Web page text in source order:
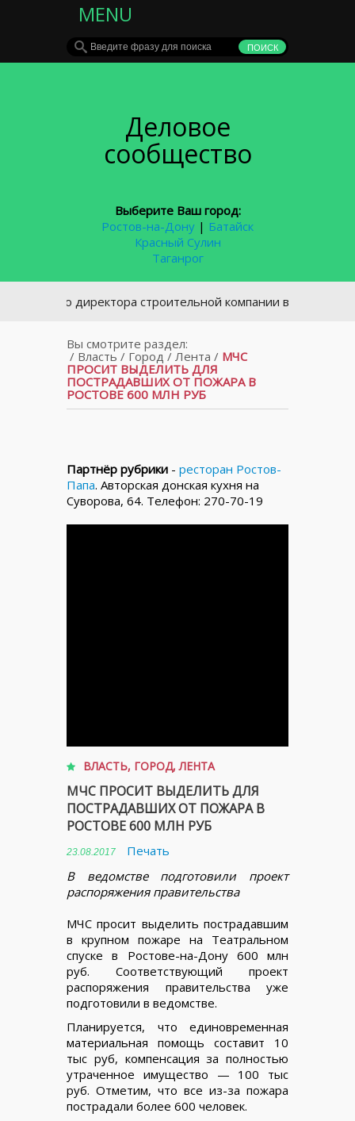
MENU
Деловое
сообщество
Выберите Ваш город:
Ростов-на-Дону | Батайск
Красный Сулин
Таганрог
директора строительной компании в Ростове будут
Вы смотрите раздел:
/ Власть / Город / Лента / МЧС
ПРОСИТ ВЫДЕЛИТЬ ДЛЯ
ПОСТРАДАВШИХ ОТ ПОЖАРА В
РОСТОВЕ 600 МЛН РУБ
Партнёр рубрики - ресторан Ростов-
Папа. Авторская донская кухня на
Суворова, 64. Телефон: 270-70-19
ВЛАСТЬ, ГОРОД,ЛЕНТА
МЧС ПРОСИТ ВЫДЕЛИТЬ ДЛЯ
ПОСТРАДАВШИХ ОТ ПОЖАРА В
РОСТОВЕ 600 МЛН РУБ
23.08.2017
Печать
В ведомстве подготовили проект
распоряжения правительства
МЧС просит выделить пострадавшим
в крупном пожаре на Театральном
спуске в Ростове-на-Дону 600 млн
руб. Соответствующий проект
распоряжения правительства уже
подготовили в ведомстве.
Планируется, что единовременная
материальная помощь составит 10
тыс руб, компенсация за полностью
утраченное имущество — 100 тыс
руб. Отметим, что все из-за пожара
пострадали более 600 человек.